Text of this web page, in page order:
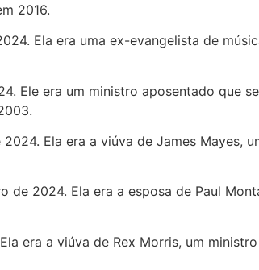
2016.
Ela era uma ex-evangelista de
Ele era um ministro aposentado que
Ela era a viúva de James Mayes,
de 2024. Ela era a esposa de Paul
era a viúva de Rex Morris, um